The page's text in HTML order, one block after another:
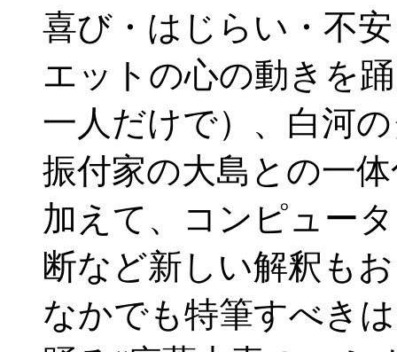
喜び・はじらい・不
エットの心の動きを
一人だけで）、白河
振付家の大島との一
加えて、コンピュー
断など新しい解釈も
なかでも特筆すべき